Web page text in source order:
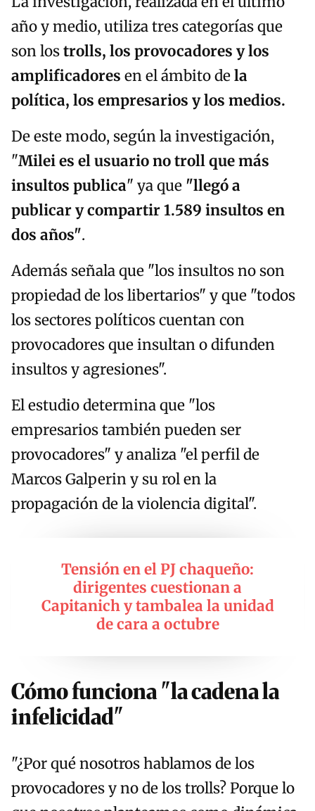
año y medio, utiliza tres categorías que
son lostrolls, los provocadores y los
amplificadores en el ámbito dela
política, los empresarios y los medios.
De este modo, según la investigación,
"Milei es el usuario no troll que más
insultos publica" ya que "llegó a
publicar y compartir 1.589 insultos en
dos años".
Además señala que "los insultos no son
propiedad de los libertarios" y que "todos
los sectores políticos cuentan con
provocadores que insultan o difunden
insultos y agresiones".
El estudio determina que "los
empresarios también pueden ser
provocadores" y analiza "el perfil de
Marcos Galperin y su rol en la
propagación de la violencia digital".
Tensión en el PJ chaqueño:
dirigentes cuestionan a
Capitanich y tambalea la unidad
de cara a octubre
Cómo funciona "la cadena la
infelicidad"
"¿Por qué nosotros hablamos de los
provocadores y no de los trolls? Porque lo